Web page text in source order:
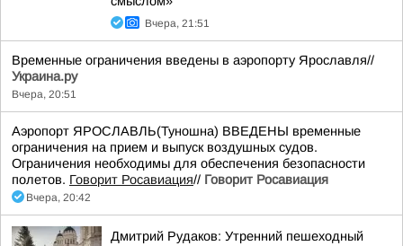
Вчера, 21:51
Временные ограничения введены в аэропорту Ярославля//
Украина.ру
Вчера, 20:51
Аэропорт ЯРОСЛАВЛЬ(Туношна) ВВЕДЕНЫ временные
ограничения на прием и выпуск воздушных судов.
Ограничения необходимы для обеспечения безопасности
полетов. Говорит Росавиация// Говорит Росавиация
Вчера, 20:42
Дмитрий Рудаков: Утренний пешеходный